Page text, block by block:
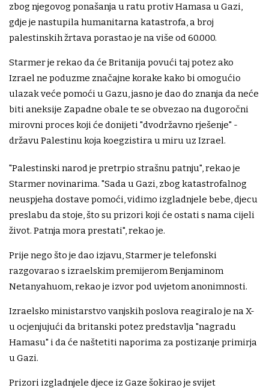
zbog njegovog ponašanja u ratu protiv Hamasa u Gazi,
gdje je nastupila humanitarna katastrofa, a broj
palestinskih žrtava porastao je na više od 60.000.
Starmer je rekao da će Britanija povući taj potez ako
Izrael ne poduzme značajne korake kako bi omogućio
ulazak veće pomoći u Gazu, jasno je dao do znanja da neće
biti aneksije Zapadne obale te se obvezao na dugoročni
mirovni proces koji će donijeti "dvodržavno rješenje" -
državu Palestinu koja koegzistira u miru uz Izrael.
"Palestinski narod je pretrpio strašnu patnju", rekao je
Starmer novinarima. "Sada u Gazi, zbog katastrofalnog
neuspjeha dostave pomoći, vidimo izgladnjele bebe, djecu
preslabu da stoje, što su prizori koji će ostati s nama cijeli
život. Patnja mora prestati", rekao je.
Prije nego što je dao izjavu, Starmer je telefonski
razgovarao s izraelskim premijerom Benjaminom
Netanyahuom, rekao je izvor pod uvjetom anonimnosti.
Izraelsko ministarstvo vanjskih poslova reagiralo je na X-
u ocjenjujući da britanski potez predstavlja "nagradu
Hamasu" i da će naštetiti naporima za postizanje primirja
u Gazi.
Prizori izgladnjele djece iz Gaze šokirao je svijet